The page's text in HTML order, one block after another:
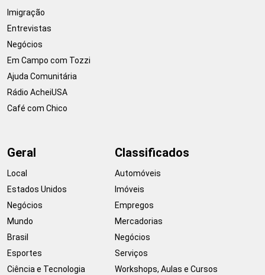
Imigração
Entrevistas
Negócios
Em Campo com Tozzi
Ajuda Comunitária
Rádio AcheiUSA
Café com Chico
Geral
Local
Estados Unidos
Negócios
Mundo
Brasil
Esportes
Ciência e Tecnologia
Classificados
Automóveis
Imóveis
Empregos
Mercadorias
Negócios
Serviços
Workshops, Aulas e Cursos